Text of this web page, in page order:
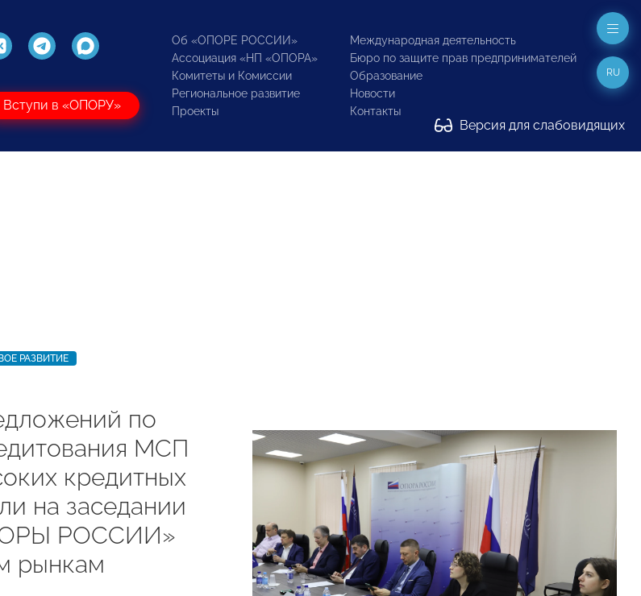
Вступи в «ОПОРУ»
Об «ОПОРЕ РОССИИ»
Ассоциация «НП «ОПОРА»
Комитеты и Комиссии
Региональное развитие
Проекты
Международная деятельность
Бюро по защите прав предпринимателей
Образование
Новости
Контакты
Версия для слабовидящих
RU
РАЗВИТИЕ
по
МСП
кредитных
на заседании
РОССИИ»
рынкам